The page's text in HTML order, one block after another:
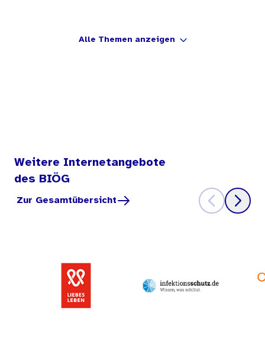
Alle Themen anzeigen
Weitere Internetangebote
des BIÖG
Zur Gesamtübersicht